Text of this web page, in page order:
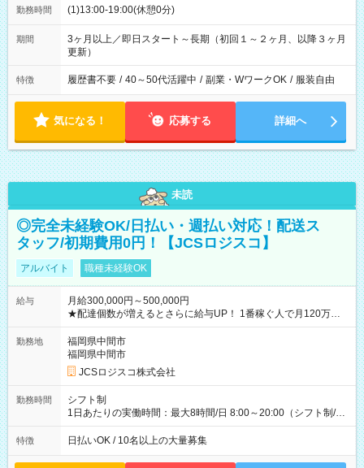
勤務時間 (1)13:00-19:00(休憩0分)
期間
3ヶ月以上／即日スタート～長期（初回１～２ヶ月、以降３ヶ月
更新）
特徴 履歴書不要 / 40～50代活躍中 / 副業・WワークOK / 服装自由
気になる！ 応募する 詳細へ
未読
◎完全未経験OK/日払い・週払い対応！配送ス
タッフ/初期費用0円！【JCSロジスコ】
アルバイト 職種未経験OK
給与
月給300,000円～500,000円
★配達個数が増えるとさらに給与UP！ 1番稼ぐ人で月120万ほ
ど！ ・主要都市エリア 月収55万円／週5日稼働 月収65万~112
万円／週6日稼働 ・地方郊外エリア 月収40万円／週5日稼働 月
収40万円~50万円／週6日稼働 ＜モデルイメージ＞ ■月収50万
円 (27歳男性/江東区在住)※元建築関係 1日150個配達×25日勤務
(日休み) ■月収80万円(43歳男性/墨田区在住)※元営業 1日200個
勤務地
福岡県中間市
福岡県中間市
JCSロジスコ株式会社
勤務時間
シフト制
1日あたりの実働時間：最大8時間/日 8:00～20:00（シフト制/実
働8時間） ※週5日勤務（場所次第では週4も有り） ※配達状況
によって時間外での勤務可能性有り ※案件により多少の前後あ
特徴 日払いOK / 10名以上の大量募集